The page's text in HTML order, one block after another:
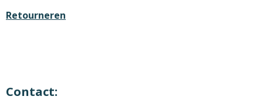
Retourneren
Contact: